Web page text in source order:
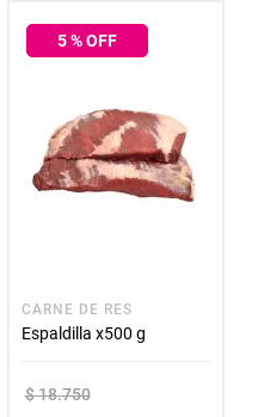
5% OFF
CARNE DE RES
Espaldilla x500 g
$18.750